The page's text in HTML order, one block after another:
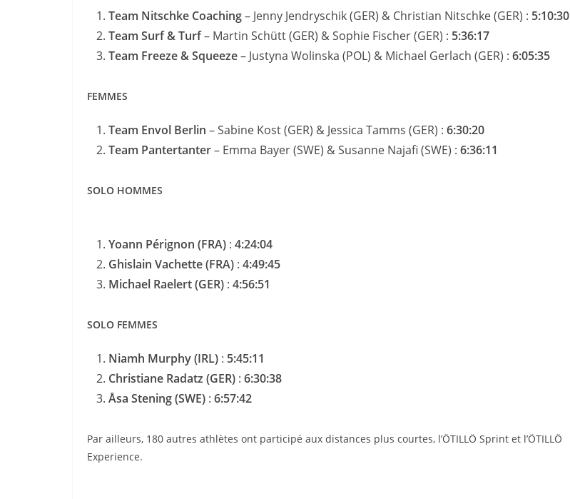
Team Nitschke Coaching– Jenny Jendryschik (GER) & Christian Nitschke (GER) : 5:10:30
Team Surf & Turf– Martin Schütt (GER) & Sophie Fischer (GER) : 5:36:17
Team Freeze & Squeeze– Justyna Wolinska (POL) & Michael Gerlach (GER) : 6:05:35
FEMMES
Team Envol Berlin – Sabine Kost (GER) & Jessica Tamms (GER) : 6:30:20
Team Pantertanter– Emma Bayer (SWE) & Susanne Najafi (SWE) : 6:36:11
SOLO HOMMES
Yoann Pérignon (FRA) : 4:24:04
Ghislain Vachette (FRA) : 4:49:45
Michael Raelert (GER) : 4:56:51
SOLO FEMMES
Niamh Murphy (IRL) : 5:45:11
Christiane Radatz (GER) : 6:30:38
Åsa Stening (SWE) : 6:57:42
Par ailleurs, 180 autres athlètes ont participé aux distances plus courtes, l’ÖTILLÖ Sprint et l’ÖTILLÖ
Experience.